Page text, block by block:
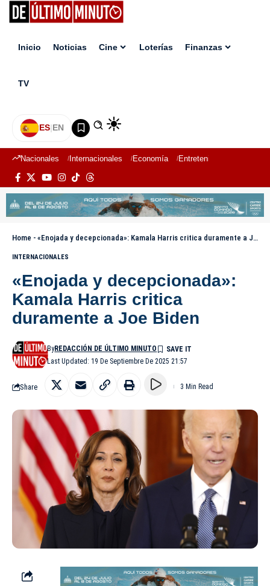
Inicio Noticias Cine Loterías Finanzas
TV
ES|EN
Nacionales Internacionales Economía Entretenimiento
Home - «Enojada y decepcionada»: Kamala Harris critica duramente a Joe Biden
INTERNACIONALES
«Enojada y decepcionada»:
Kamala Harris critica
duramente a Joe Biden
Last Updated: 19 De Septiembre De 2025 21:57
ByREDACCIÓN DE ÚLTIMO MINUTO
Share 3 Min Read